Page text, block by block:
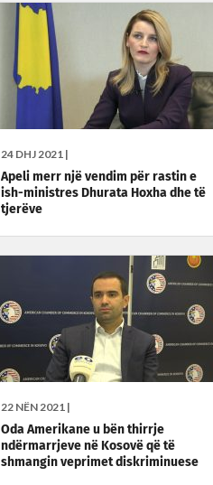
24 DHJ 2021 |
Apeli merr një vendim për rastin e
ish-ministres Dhurata Hoxha dhe të
tjerëve
22 NËN 2021 |
Oda Amerikane u bën thirrje
ndërmarrjeve në Kosovë që të
shmangin veprimet diskriminuese